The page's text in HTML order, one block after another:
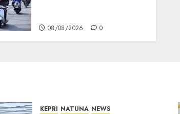
08/08/2026 0
KEPRI NATUNA NEWS